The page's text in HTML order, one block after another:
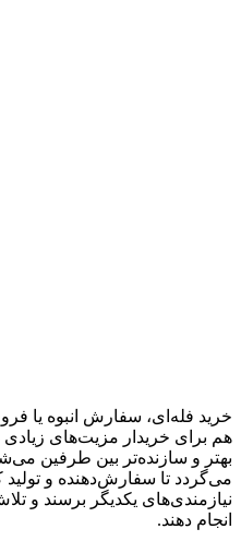
خرید فله‌ای، سفارش انبوه یا
هم برای خریدار مزیت‌های
بهتر و سازنده‌تر بین طرفین
می‌گردد تا سفارش‌دهنده و تولید
نیازمندی‌های یکدیگر برسند و
انجام دهند.